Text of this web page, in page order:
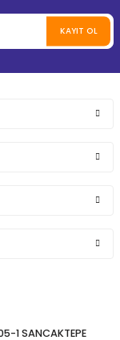
KAYIT OL
1 SANCAKTEPE